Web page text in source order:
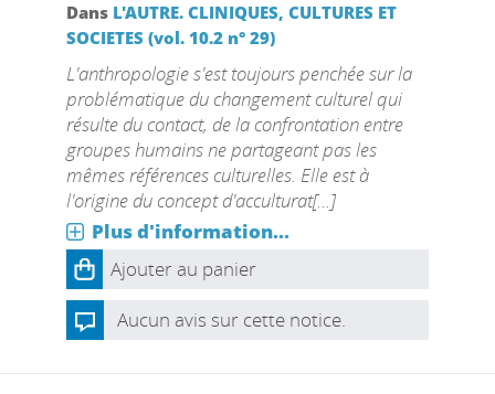
Dans L'AUTRE. CLINIQUES, CULTURES ET
SOCIETES (vol. 10.2 n° 29)
L'anthropologie s'est toujours penchée sur la
problématique du changement culturel qui
résulte du contact, de la confrontation entre
groupes humains ne partageant pas les
mêmes références culturelles. Elle est à
l'origine du concept d'acculturat[...]
Plus d'information...
Ajouter au panier
Aucun avis sur cette notice.